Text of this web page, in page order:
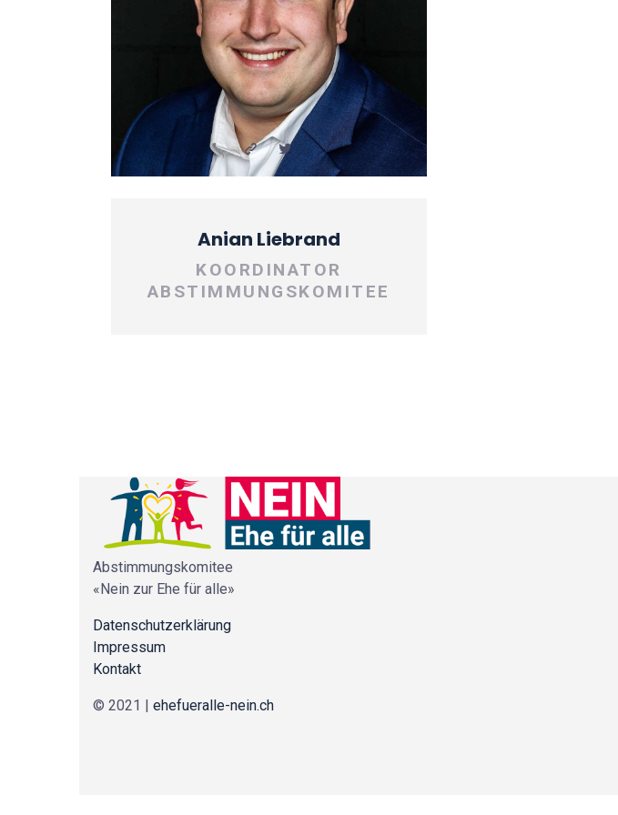
Anian Liebrand
KOORDINATOR
ABSTIMMUNGSKOMITEE
Abstimmungskomitee
«Nein zur Ehe für alle»
Datenschutzerklärung
Impressum
Kontakt
© 2021 | ehefueralle-nein.ch